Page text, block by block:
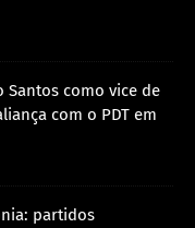
Santos como vice de
com o PDT em
partidos